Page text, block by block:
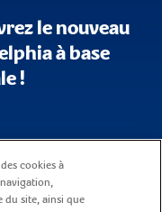
le nouveau
à base
!
d’utilisation
d’entreprise
cookies à
du site, ainsi que